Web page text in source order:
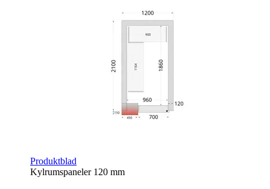
Produktblad
Kylrumspaneler 120 mm